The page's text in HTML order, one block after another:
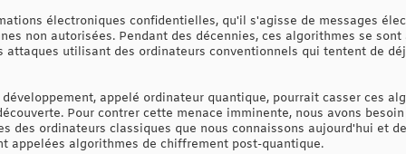
électroniques confidentielles, qu'il s'agisse de messages
non autorisées. Pendant des décennies, ces algorithmes se sont
utilisant des ordinateurs conventionnels qui tentent de
appelé ordinateur quantique, pourrait casser ces
Pour contrer cette menace imminente, nous avons
des ordinateurs classiques que nous connaissons aujourd'hui et
appelées algorithmes de chiffrement post-quantique.